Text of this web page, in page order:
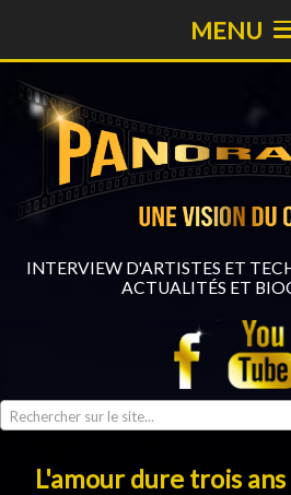
INTERVIEW D'ARTISTES ET
ACTUALITÉS ET
Rechercher sur le site...
MENU
L'amour dure trois ans